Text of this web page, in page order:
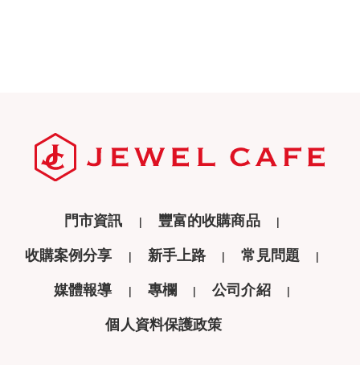
門市資訊 豐富的收購商品
收購案例分享 新手上路 常見問題
媒體報導 專欄 公司介紹
個人資料保護政策